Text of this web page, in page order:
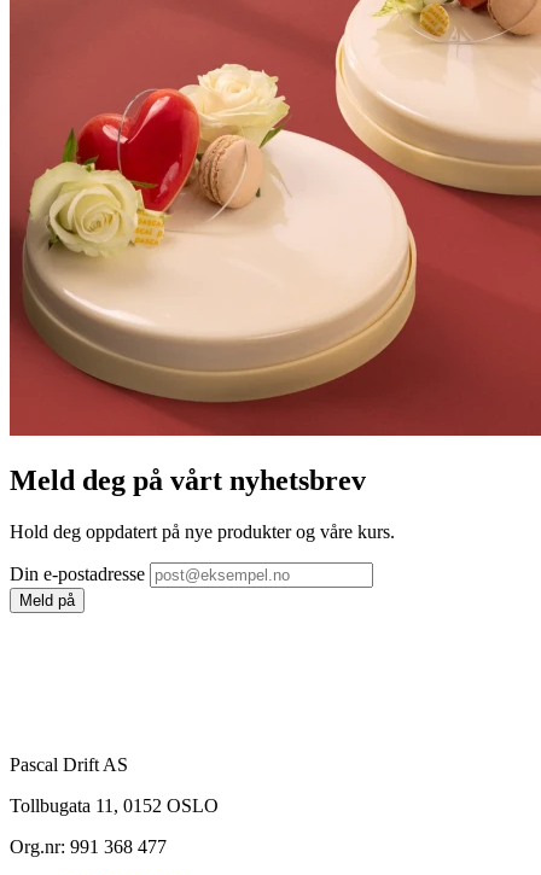
Meld deg på vårt nyhetsbrev
Hold deg oppdatert på nye produkter og våre kurs.
Din e-postadresse
Meld på
Pascal Drift AS
Tollbugata 11, 0152 OSLO
Org.nr: 991 368 477